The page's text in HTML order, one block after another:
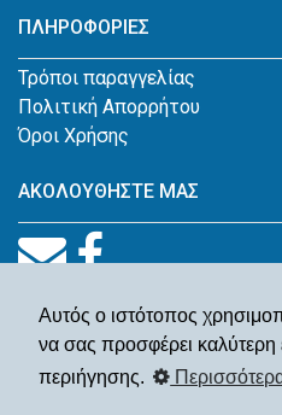
Αυτός ο ιστότοπος
να σας προσφέρει καλύτερη
περιήγησης.
ΠΛΗΡΟΦΟΡΙΕΣ
Τρόποι παραγγελίας
Πολιτική Απορρήτου
Όροι Χρήσης
ΑΚΟΛΟΥΘΗΣΤΕ ΜΑΣ